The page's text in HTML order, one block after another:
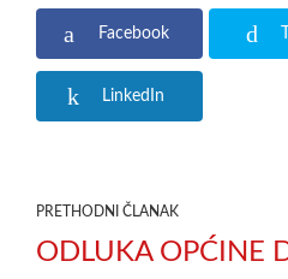
Facebook
LinkedIn
PRETHODNI ČLANAK
ODLUKA OPĆINE